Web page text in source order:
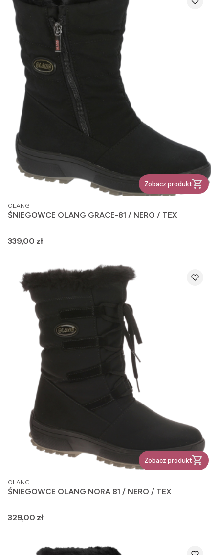
Zobacz produkt
PRODUCENT
OLANG
ŚNIEGOWCE OLANG GRACE-81 / NERO / TEX
Cena
339,00 zł
Zobacz produkt
PRODUCENT
OLANG
ŚNIEGOWCE OLANG NORA 81 / NERO / TEX
Cena
329,00 zł